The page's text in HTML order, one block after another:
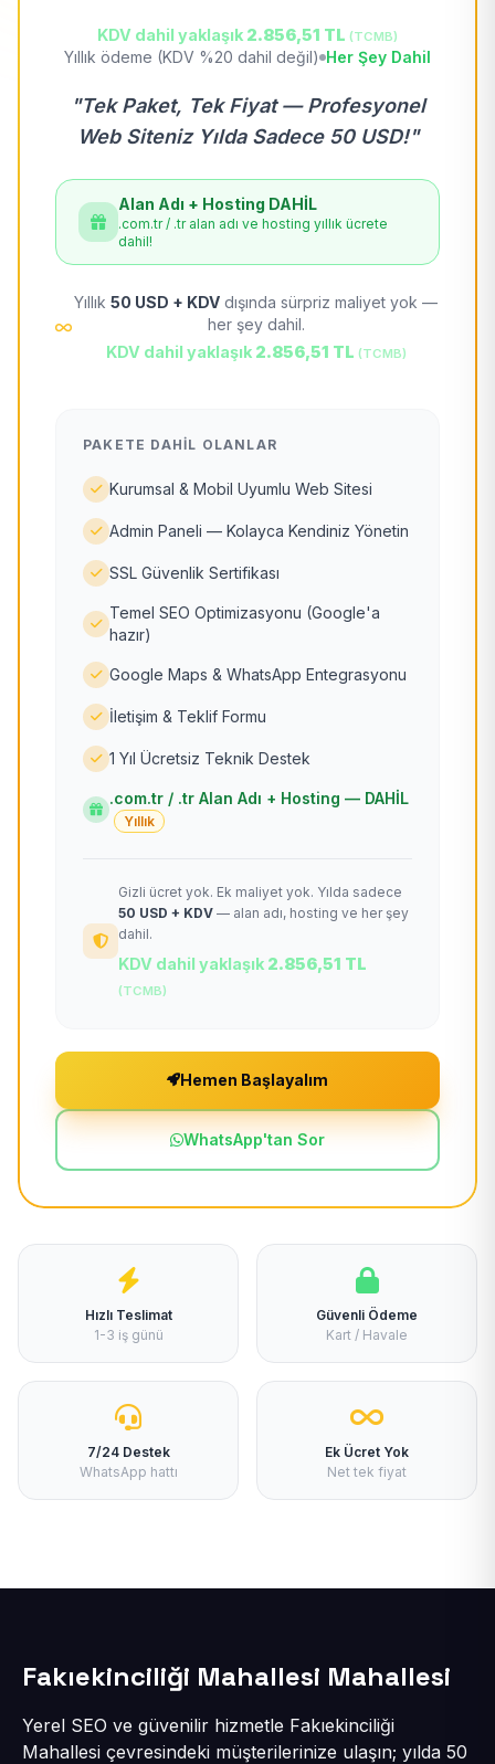
KDV dahil yaklaşık 2.856,51 TL (TCMB)
Yıllık ödeme (KDV %20 dahil değil) Her Şey Dahil
"Tek Paket, Tek Fiyat — Profesyonel
Web Siteniz Yılda Sadece 50 USD!"
Alan Adı + Hosting DAHİL
.com.tr / .tr alan adı ve hosting yıllık ücrete
dahil!
Yıllık 50 USD + KDV dışında sürpriz maliyet yok —
her şey dahil.
KDV dahil yaklaşık 2.856,51 TL (TCMB)
PAKETE DAHIL OLANLAR
Kurumsal & Mobil Uyumlu Web Sitesi
Admin Paneli — Kolayca Kendiniz Yönetin
SSL Güvenlik Sertifikası
Temel SEO Optimizasyonu (Google'a
hazır)
Google Maps & WhatsApp Entegrasyonu
İletişim & Teklif Formu
1 Yıl Ücretsiz Teknik Destek
.com.tr / .tr Alan Adı + Hosting — DAHİL
Yıllık
Gizli ücret yok. Ek maliyet yok. Yılda sadece
50 USD + KDV — alan adı, hosting ve her şey
dahil.
KDV dahil yaklaşık 2.856,51 TL
(TCMB)
Hemen Başlayalım
WhatsApp'tan Sor
Hızlı Teslimat
1-3 iş günü
Güvenli Ödeme
Kart / Havale
7/24 Destek
WhatsApp hattı
Ek Ücret Yok
Net tek fiyat
Fakıekinciliği Mahallesi Mahallesi
Yerel SEO ve güvenilir hizmetle Fakıekinciliği
Mahallesi çevresindeki müşterilerinize ulaşın; yılda 50